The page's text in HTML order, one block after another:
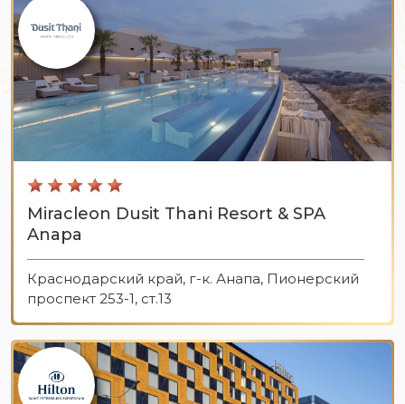
Miracleon Dusit Thani Resort & SPA
Anapa
Краснодарский край, г-к. Анапа, Пионерский
проспект 253-1, ст.13